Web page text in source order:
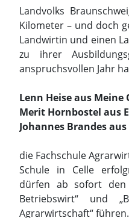
Lenn Heise aus Meine
Merit Hornbostel aus
Johannes Brandes
die Fachschule
dürfen ab sofort den
Betriebswirt“ und
Agrarwirtschaft“ führen.
Insgesamt erhielten
Absolventen ihre
einer feierlichen
Heidehof Ahnsbeck.
an der Verabschiedung